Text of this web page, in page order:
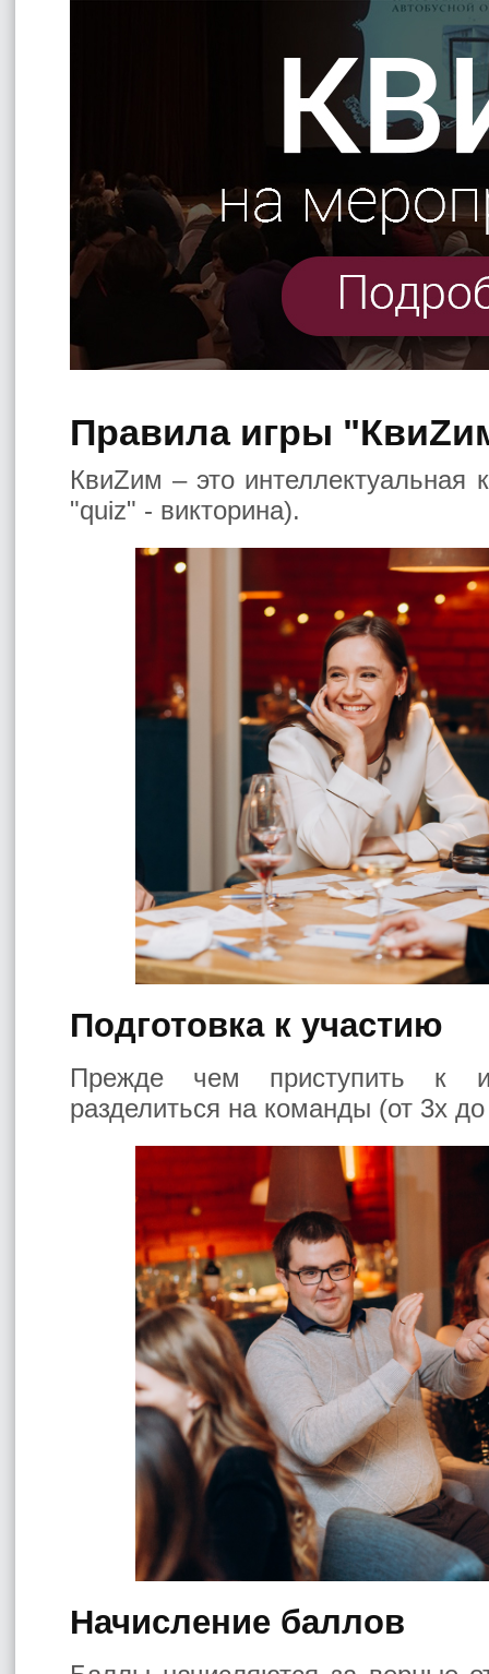
Правила игры
КвиZим – это интеллектуальная
"quiz" - викторина).
Подготовка к участию
Прежде чем приступить к
разделиться на команды (от 3х
Начисление баллов